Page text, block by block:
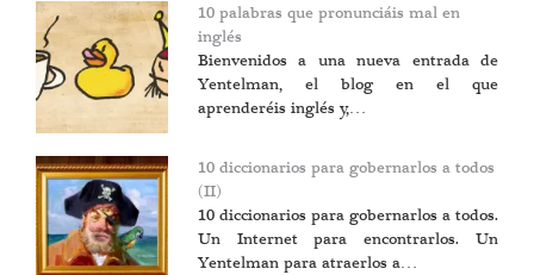
10 palabras que pronunciáis mal en
inglés
Bienvenidos a una nueva entrada de
Yentelman, el blog en el que
aprenderéis inglés y,…
10 diccionarios para gobernarlos a todos
(II)
10 diccionarios para gobernarlos a todos.
Un Internet para encontrarlos. Un
Yentelman para atraerlos a…